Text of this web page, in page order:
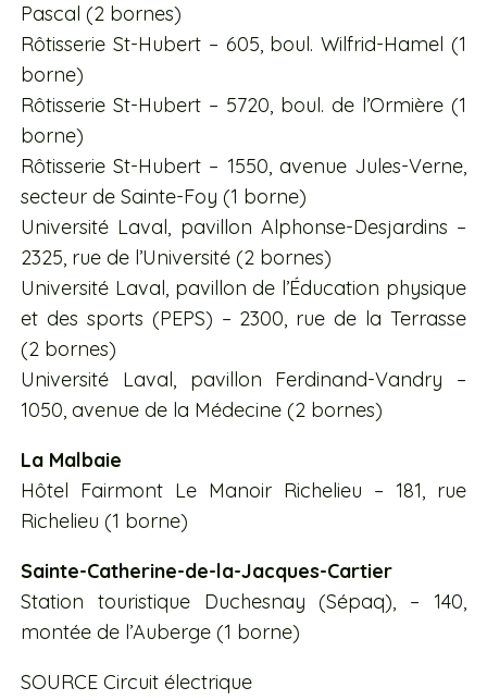
Pascal (2 bornes)
Rôtisserie St-Hubert – 605, boul. Wilfrid-Hamel (1
borne)
Rôtisserie St-Hubert – 5720, boul. de l’Ormière (1
borne)
Rôtisserie St-Hubert – 1550, avenue Jules-Verne,
secteur de Sainte-Foy (1 borne)
Université Laval, pavillon Alphonse-Desjardins –
2325, rue de l’Université (2 bornes)
Université Laval, pavillon de l’Éducation physique
et des sports (PEPS) – 2300, rue de la Terrasse
(2 bornes)
Université Laval, pavillon Ferdinand-Vandry –
1050, avenue de la Médecine (2 bornes)
La Malbaie
Hôtel Fairmont Le Manoir Richelieu – 181, rue
Richelieu (1 borne)
Sainte-Catherine-de-la-Jacques-Cartier
Station touristique Duchesnay (Sépaq), – 140,
montée de l’Auberge (1 borne)
SOURCE Circuit électrique